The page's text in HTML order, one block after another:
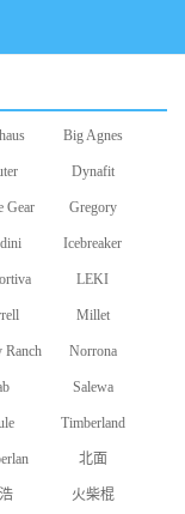
Big Agnes
Dynafit
Gear Gregory
Icebreaker
LEKI
Millet
Ranch Norrona
Salewa
Timberland
北面
火柴棍